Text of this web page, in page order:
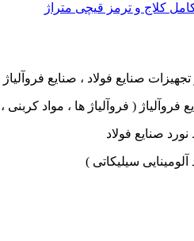
کلاج و ترمز قیچی متراژ
صنایع فولاد ، صنایع فروآلیاژ
فروآلیاژ ( فروآلیاژ ها ، مواد کربنی
صنایع فولاد
سیلیکاتی )